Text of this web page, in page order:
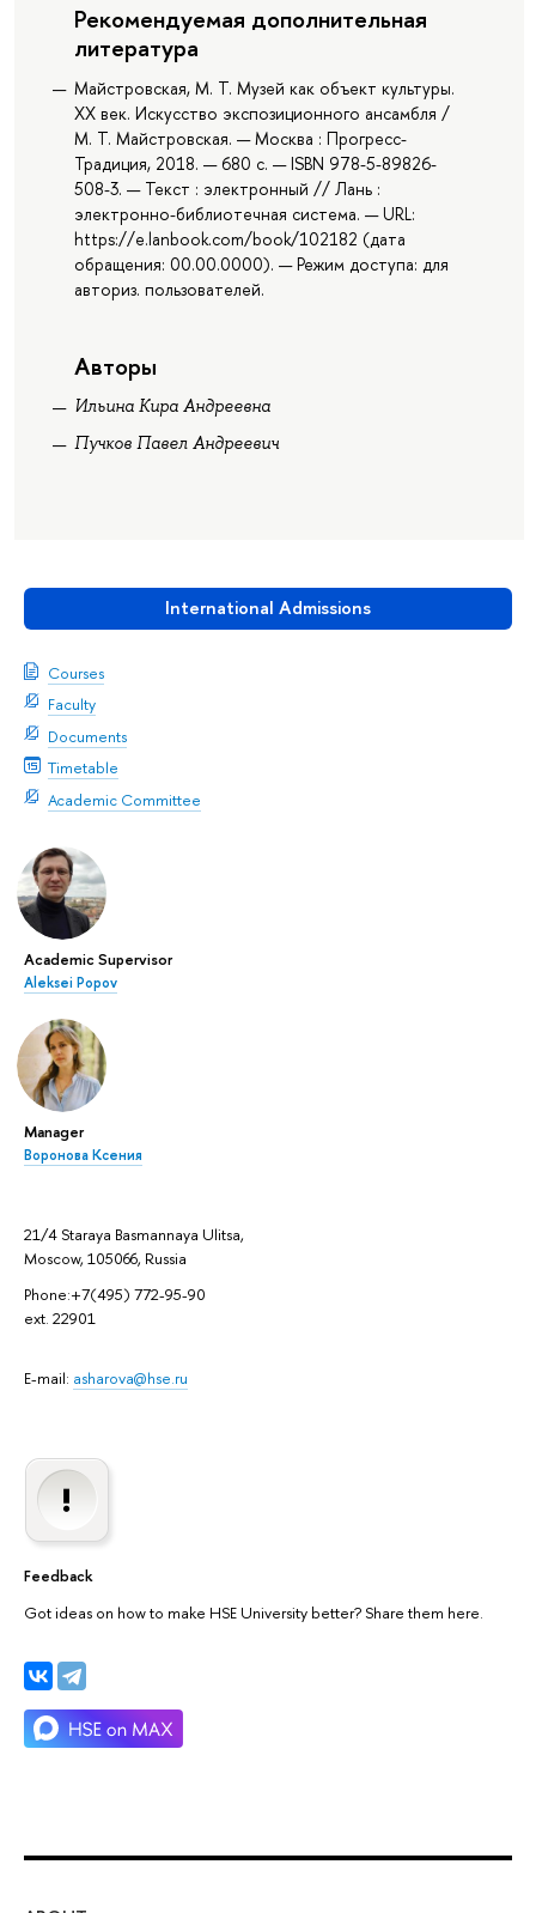
International Admissions
Courses
Faculty
Documents
Timetable
Academic Committee
Academic Supervisor
Aleksei Popov
Manager
Воронова Ксения
21/4 Staraya Basmannaya Ulitsa,
Moscow, 105066, Russia
Phone:+7(495) 772-95-90
ext. 22901
E-mail: asharova@hse.ru
Feedback
Got ideas on how to make HSE University better? Share them here.
Рекомендуемая дополнительная
литература
Майстровская, М. Т. Музей как объект культуры.
XX век. Искусство экспозиционного ансамбля /
М. Т. Майстровская. — Москва : Прогресс-
Традиция, 2018. — 680 с. — ISBN 978-5-89826-
508-3. — Текст : электронный // Лань :
электронно-библиотечная система. — URL:
https://e.lanbook.com/book/102182 (дата
обращения: 00.00.0000). — Режим доступа: для
авториз. пользователей.
Авторы
Ильина Кира Андреевна
Пучков Павел Андреевич